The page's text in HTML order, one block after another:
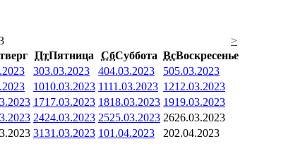
>
ПтПятница СбСуббота ВсВоскресенье
303.03.2023 404.03.2023 505.03.2023
1010.03.2023 1111.03.2023 1212.03.2023
1717.03.2023 1818.03.2023 1919.03.2023
2424.03.2023 2525.03.2023 2626.03.2023
3131.03.2023 101.04.2023 202.04.2023